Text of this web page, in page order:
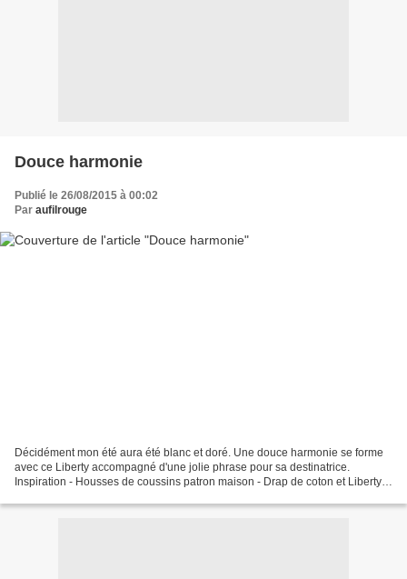
Douce harmonie
Publié le 26/08/2015 à 00:02
Par aufilrouge
Décidément mon été aura été blanc et doré. Une douce harmonie se forme
avec ce Liberty accompagné d'une jolie phrase pour sa destinatrice.
Inspiration - Housses de coussins patron maison - Drap de coton et Liberty